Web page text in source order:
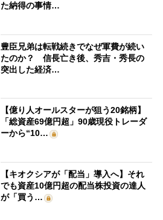
た納得の事情…
豊臣兄弟は転戦続きでなぜ軍費が続い
たのか？ 信長亡き後、秀吉・秀長の
突出した経済…
【億り人オールスターが狙う20銘柄】
「総資産69億円超」90歳現役トレーダ
ーから“10…
【キオクシアが「配当」導入へ】それ
でも資産10億円超の配当株投資の達人
が「買う…